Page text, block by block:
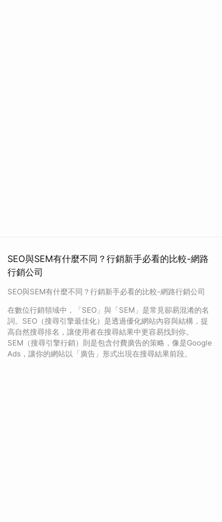
SEO與SEM有什麼不同？行銷新手必看的比較-網路
行銷公司
SEO與SEM有什麼不同？行銷新手必看的比較-網路行銷公司
在數位行銷領域中，「SEO」與「SEM」是常見卻易混淆的名
詞。SEO（搜尋引擎最佳化）是透過優化網站內容與結構，提
高自然搜尋排名，讓使用者在搜尋結果中更容易找到你。
SEM（搜尋引擎行銷）則是包含付費廣告的策略，像是Google
Ads，讓你的網站以「廣告」形式出現在搜尋結果前段。